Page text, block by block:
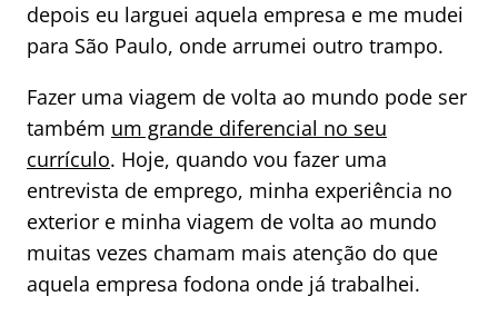
depois eu larguei aquela empresa e me mudei
para São Paulo, onde arrumei outro trampo.
Fazer uma viagem de volta ao mundo pode ser
também um grande diferencial no seu
currículo. Hoje, quando vou fazer uma
entrevista de emprego, minha experiência no
exterior e minha viagem de volta ao mundo
muitas vezes chamam mais atenção do que
aquela empresa fodona onde já trabalhei.